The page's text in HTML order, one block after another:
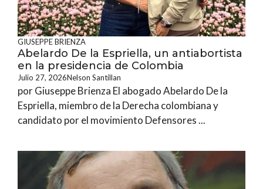
GIUSEPPE BRIENZA
Abelardo De la Espriella, un antiabortista
en la presidencia de Colombia
Julio 27, 2026Nelson Santillan
por Giuseppe Brienza El abogado Abelardo De la
Espriella, miembro de la Derecha colombiana y
candidato por el movimiento Defensores ...